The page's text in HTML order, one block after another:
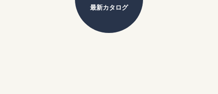
最新カタログ